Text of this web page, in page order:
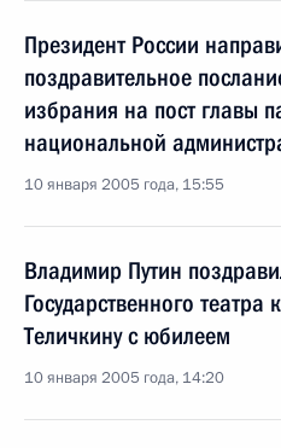
Президент России
поздравительное
избрания на пост главы
национальной
10 января 2005 года, 15:55
Владимир Путин
Государственного
Теличкину с юбилеем
10 января 2005 года, 14:20